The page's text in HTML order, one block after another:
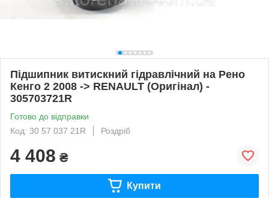
Підшипник витискний гідравлічний на Рено
Кенго 2 2008 -> RENAULT (Оригінал) -
305703721R
Готово до відправки
Код: 30 57 037 21R
Роздріб
4 408 ₴
Купити